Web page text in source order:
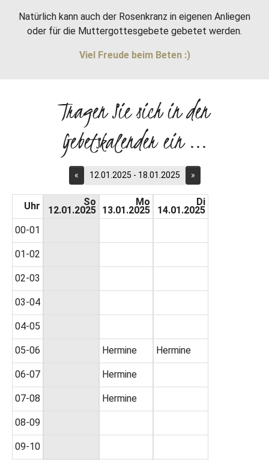
Natürlich kann auch der Rosenkranz in eigenen Anliegen
oder für die Muttergottesgebete gebetet werden.
Viel Freude beim Beten :)
Tragen Sie sich in den
Gebetskalender ein ...
« 12.01.2025 - 18.01.2025 »
Uhr
00-01
01-02
02-03
03-04
04-05
05-06
06-07
07-08
08-09
09-10
So
12.01.2025
Mo
13.01.2025
Hermine
Hermine
Hermine
Di
14.01.2025
Hermine